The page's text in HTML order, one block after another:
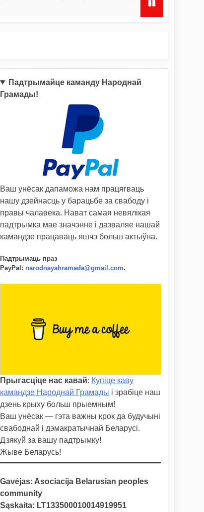
3 Тыдні Ago
Падтрымайце каманду Народнай
Грамады!
Ваш унёсак дапаможа нам працягваць
нашу дзейнасць у барацьбе за свабоду і
правы чалавека. Нават самая невялікая
падтрымка мае значэнне і дазваляе нашай
камандзе працаваць яшчэ больш актыўна.
Падтрымаць праз
PayPal : narodnayahramada@gmail.com.
Прыгасціце нас кавай: Купіце каву
камандзе Народнай Грамады і зрабіце наш
дзень крыху больш прыемным!
Ваш унёсак — гэта важны крок да будучыні
свабоднай і дэмакратычнай Беларусі.
Дзякуй за вашу падтрымку!
Жыве Беларусь!
Gavėjas: Asociacija Belarusian peoples
community
Sąskaita: LT133500010014919951